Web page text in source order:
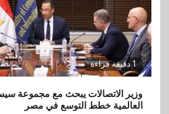
1 دقيقة قراءة
وزير الاتصالات يبحث مع مجموعة
العالمية خطط التوسع في مصر